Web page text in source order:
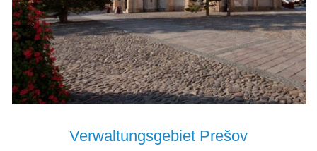
Verwaltungsgebiet Prešov